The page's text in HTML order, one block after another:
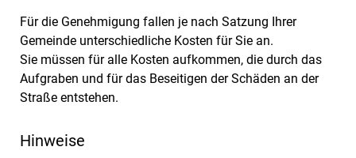
Für die Genehmigung fallen je nach Satzung Ihrer
Gemeinde unterschiedliche Kosten für Sie an.
Sie müssen für alle Kosten aufkommen, die durch das
Aufgraben und für das Beseitigen der Schäden an der
Straße entstehen.
Hinweise